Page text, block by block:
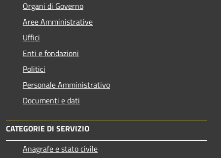
Organi di Governo
Aree Amministrative
Uffici
Enti e fondazioni
Politici
Personale Amministrativo
Documenti e dati
CATEGORIE DI SERVIZIO
Anagrafe e stato civile